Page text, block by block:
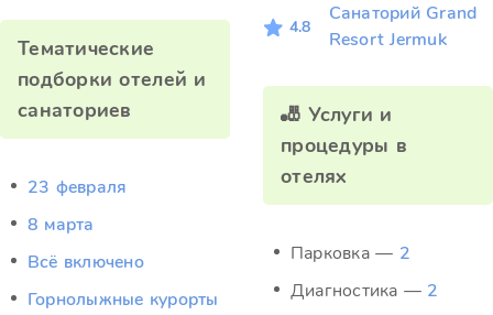
Тематические
подборки отелей и
санаториев
23 февраля
8 марта
Всё включено
Горнолыжные курорты
4.8
Санаторий Grand
Resort Jermuk
🎳 Услуги и
процедуры в
отелях
Парковка — 2
Диагностика — 2